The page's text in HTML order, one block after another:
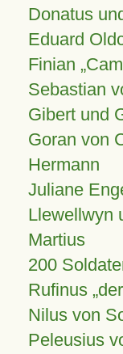
Donatus
Eduard
Finian Cam
Sebastian
Gibert und
Goran von
Hermann
Juliane
Llewellwyn
Martius
200
Rufinus
Nilus von
Peleusius